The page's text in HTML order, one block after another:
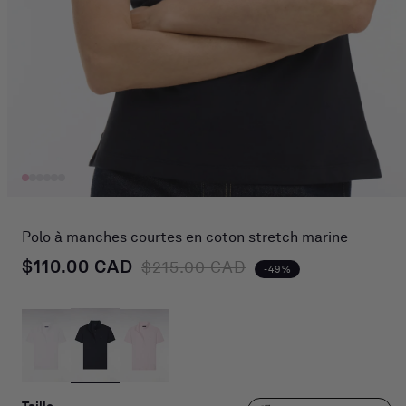
média
dans
une
Polo à manches courtes en coton stretch marine
$110.00 CAD Prix habituel
$215.00 CAD Prix promotionnel
-49%